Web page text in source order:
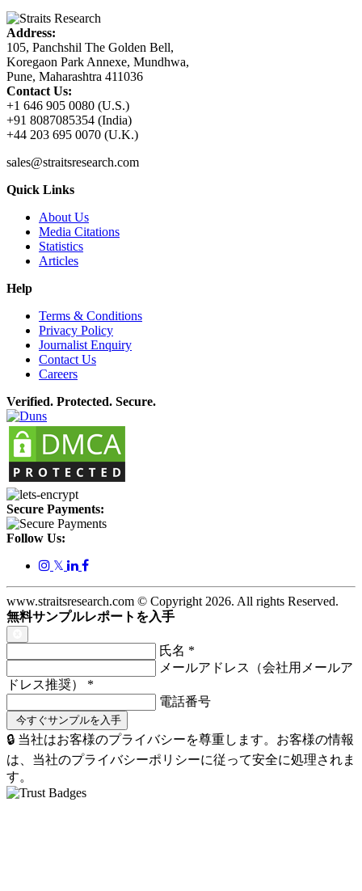
Address:
105, Panchshil The Golden Bell,
Koregaon Park Annexe, Mundhwa,
Pune, Maharashtra 411036
Contact Us:
+1 646 905 0080 (U.S.)
+91 8087085354 (India)
+44 203 695 0070 (U.K.)
sales@straitsresearch.com
Quick Links
About Us
Media Citations
Statistics
Articles
Help
Terms & Conditions
Privacy Policy
Journalist Enquiry
Contact Us
Careers
Verified. Protected. Secure.
Secure Payments:
Follow Us:
𝕏
www.straitsresearch.com © Copyright 2026. All rights Reserved.
無料サンプルレポートを入手
氏名 *
メールアドレス（会社用メールア
ドレス推奨） *
電話番号
🔒 当社はお客様のプライバシーを尊重します。お客様の情報
は、当社のプライバシーポリシーに従って安全に処理されま
す。